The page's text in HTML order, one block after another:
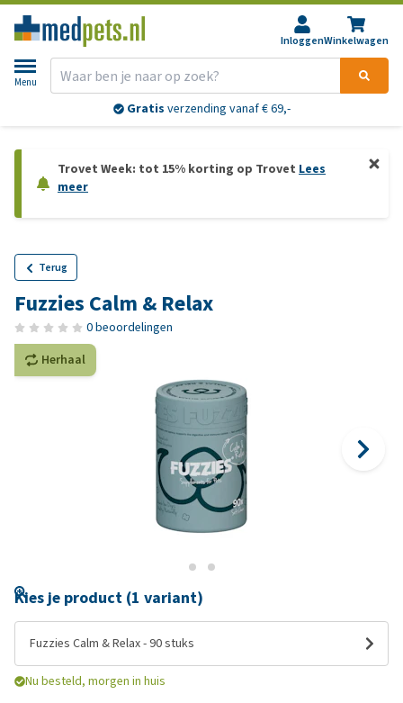
InloggenWinkelwagen
Menu
Gratis verzending vanaf € 69,-
Trovet Week: tot 15% korting op Trovet Lees
meer
Terug
Fuzzies Calm & Relax
0 beoordelingen
Herhaal
Kies je product (1 variant)
Fuzzies Calm & Relax - 90 stuks
Nu besteld, morgen in huis